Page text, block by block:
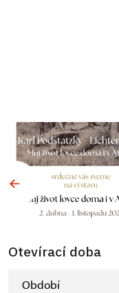
Otevírací doba
Období